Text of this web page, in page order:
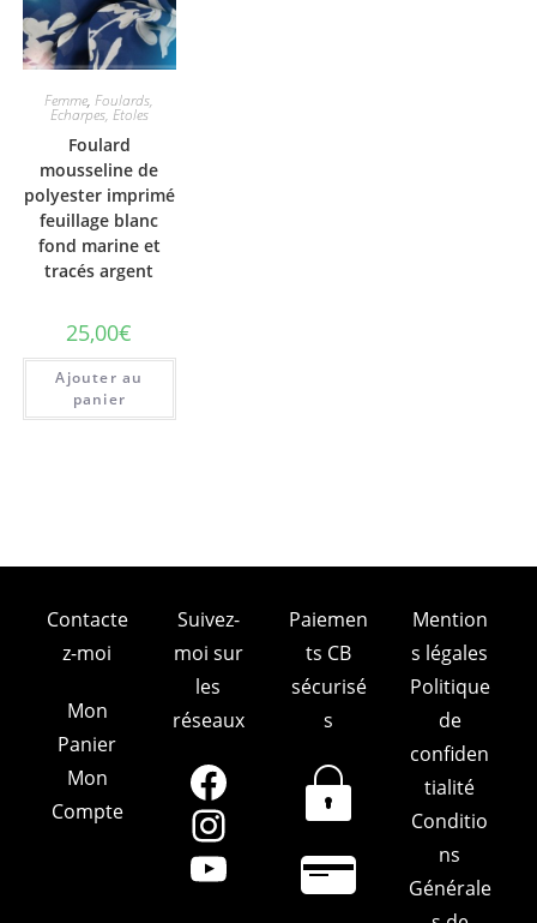
Femme,Foulards,
Echarpes, Etoles
Foulard
mousseline de
polyester imprimé
feuillage blanc
fond marine et
tracés argent
25,00€
Ajouter au
panier
Contacte
z-moi
Mon
Panier
Mon
Compte
Suivez-
moi sur
les
réseaux
Facebook
Instagram
YouTube
Paiemen
ts CB
sécurisé
s
Mention
s légales
Politique
de
confiden
tialité
Conditio
ns
Générale